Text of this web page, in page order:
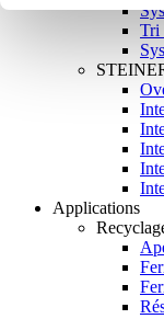
Tri
Applications